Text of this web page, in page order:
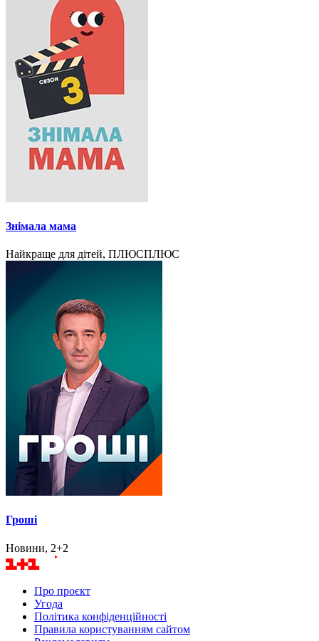
Знімала мама
Найкраще для дітей, ПЛЮСПЛЮС
Гроші
Новини, 2+2
Про проєкт
Угода
Політика конфіденційності
Правила користуванням сайтом